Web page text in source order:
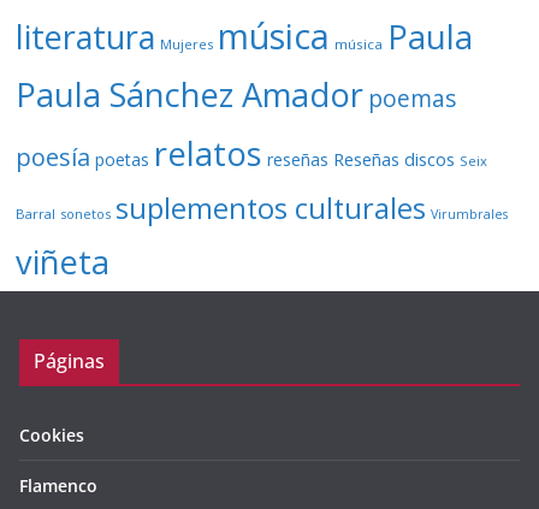
literatura Mujeres música música Paula
Paula Sánchez Amador poemas
poesía poetas relatos reseñas Reseñas discos Seix
Barral sonetos suplementos culturales Virumbrales
viñeta
Páginas
Cookies
Flamenco